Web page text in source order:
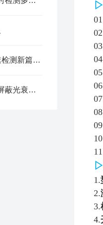
“智测清流：水质COD快速检测新篇章“
便携式浊度计为何能有效屏蔽光衰产生的测量偏差？
1.
2.
3.
4.